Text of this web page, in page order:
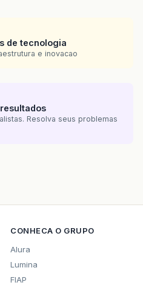
de tecnologia
e inovacao
Resolva seus problemas
CONHECA O GRUPO
Alura
Lumina
FIAP